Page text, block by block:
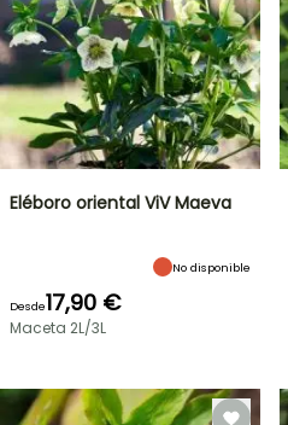
Eléboro oriental ViV Maeva
No disponible
Desde17,90 €
Maceta 2L/3L